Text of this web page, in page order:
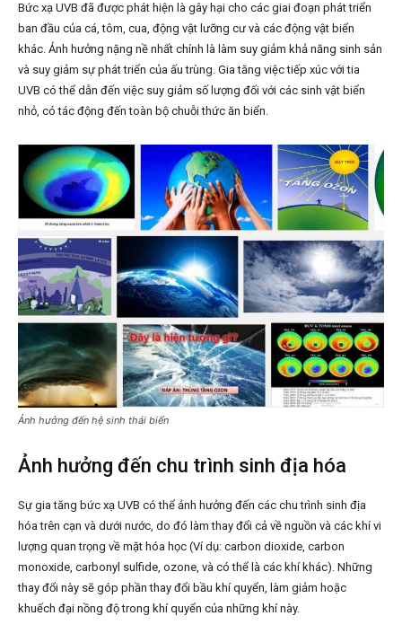
Bức xạ UVB đã được phát hiện là gây hại cho các giai đoạn phát triển
ban đầu của cá, tôm, cua, động vật lưỡng cư và các động vật biển
khác. Ảnh hưởng nặng nề nhất chính là làm suy giảm khả năng sinh sản
và suy giảm sự phát triển của ấu trùng. Gia tăng việc tiếp xúc với tia
UVB có thể dẫn đến việc suy giảm số lượng đối với các sinh vật biển
nhỏ, có tác động đến toàn bộ chuỗi thức ăn biển.
Ảnh hưởng đến hệ sinh thái biển
Ảnh hưởng đến chu trình sinh địa hóa
Sự gia tăng bức xạ UVB có thể ảnh hưởng đến các chu trình sinh địa
hóa trên cạn và dưới nước, do đó làm thay đổi cả về nguồn và các khí vi
lượng quan trọng về mặt hóa học (Ví dụ: carbon dioxide, carbon
monoxide, carbonyl sulfide, ozone, và có thể là các khí khác). Những
thay đổi này sẽ góp phần thay đổi bầu khí quyển, làm giảm hoặc
khuếch đại nồng độ trong khí quyển của những khí này.